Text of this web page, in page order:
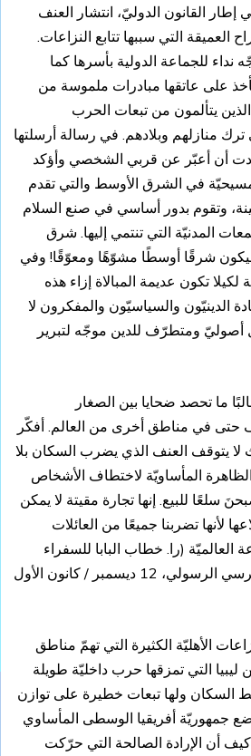
القانون الدوليّ، انتشار العنف
العميقة التي سببها تتابع النزاعات.
نداء للجماعة الدولية بأسرها كما
على عاتقها مبادرات ملموسة من
يتألمون من تبعات الحرب
منازلهم وبلادهم. في رسالة أرسلتها
أردت أن أعبّر عن قربي الشخصي وأؤكد
في الشرق الأوسط والتي تقدم
وتقوم بدور أساسي في صنع السلام
المدنيّة التي تنتمي إليها. شرق
شرقًا أوسطًا مشوّهًا ومعوّقًا! وفي
تكون عديمة المبالاة إزاء هذه
الدينيّون والسياسيّون والمفكرون لا
أصوليّ ومتطرّف للدين موجّه لتبرير
ما تحصد ضحايا بين الصغار
حتى في مناطق أخرى من العالم. أفكّر
يتوقف العنف الذي يضرب السكان بلا
المأساويّة لاختطاف الأشخاص
سلعًا للبيع. إنها تجارة مقيتة لا يمكن
لأنها تضربنا جميعًا من العائلات
العالميّة (را. خطاب البابا للسفراء
الجدد المعتمدين لدى الكرسي الرسولي، 12 ديسمبر / كانون الأول
الأهليّة الكثيرة التي تهمّ مناطق
ليبيا التي تمزقها حرب داخليّة طويلة
السكان ولها تبعات خطيرة على توازن
جمهوريّة أفريقيا الوسطى المأساوي
أن الإرادة الصالحة التي حرّكت